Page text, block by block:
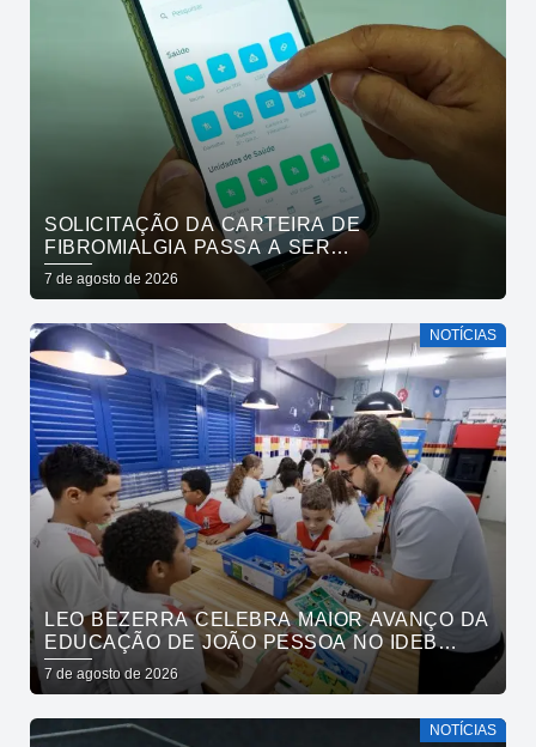
SOLICITAÇÃO DA CARTEIRA DE
FIBROMIALGIA PASSA A SER
EXCLUSIVAMENTE PELO APLICATIVO JOÃO
PESSOA NA PALMA DA MÃO
7 de agosto de 2026
NOTÍCIAS
LEO BEZERRA CELEBRA MAIOR AVANÇO DA
EDUCAÇÃO DE JOÃO PESSOA NO IDEB
ENTRE CAPITAIS DO NORDESTE
7 de agosto de 2026
NOTÍCIAS